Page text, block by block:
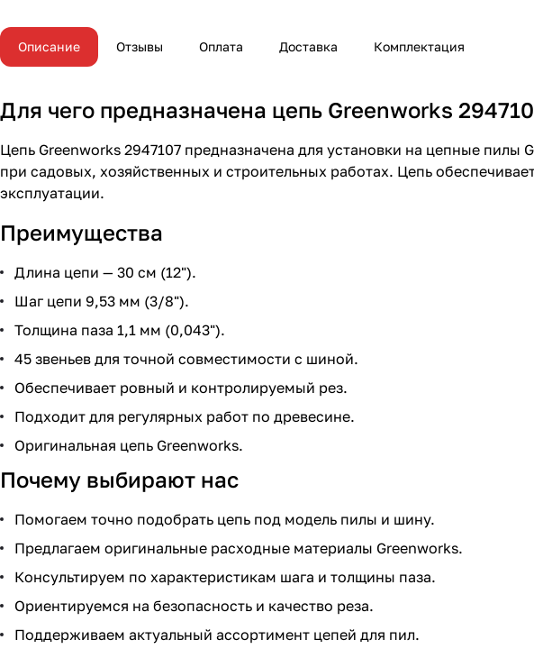
Описание Отзывы Оплата Доставка Комплектация
Для чего предназначена цепь Greenworks
Цепь Greenworks 2947107 предназначена для установки на цепные
при садовых, хозяйственных и строительных работах. Цепь
эксплуатации.
Преимущества
Длина цепи — 30 см (12").
Шаг цепи 9,53 мм (3/8").
Толщина паза 1,1 мм (0,043").
45 звеньев для точной совместимости с шиной.
Обеспечивает ровный и контролируемый рез.
Подходит для регулярных работ по древесине.
Оригинальная цепь Greenworks.
Почему выбирают нас
Помогаем точно подобрать цепь под модель пилы и шину.
Предлагаем оригинальные расходные материалы Greenworks.
Консультируем по характеристикам шага и толщины паза.
Ориентируемся на безопасность и качество реза.
Поддерживаем актуальный ассортимент цепей для пил.